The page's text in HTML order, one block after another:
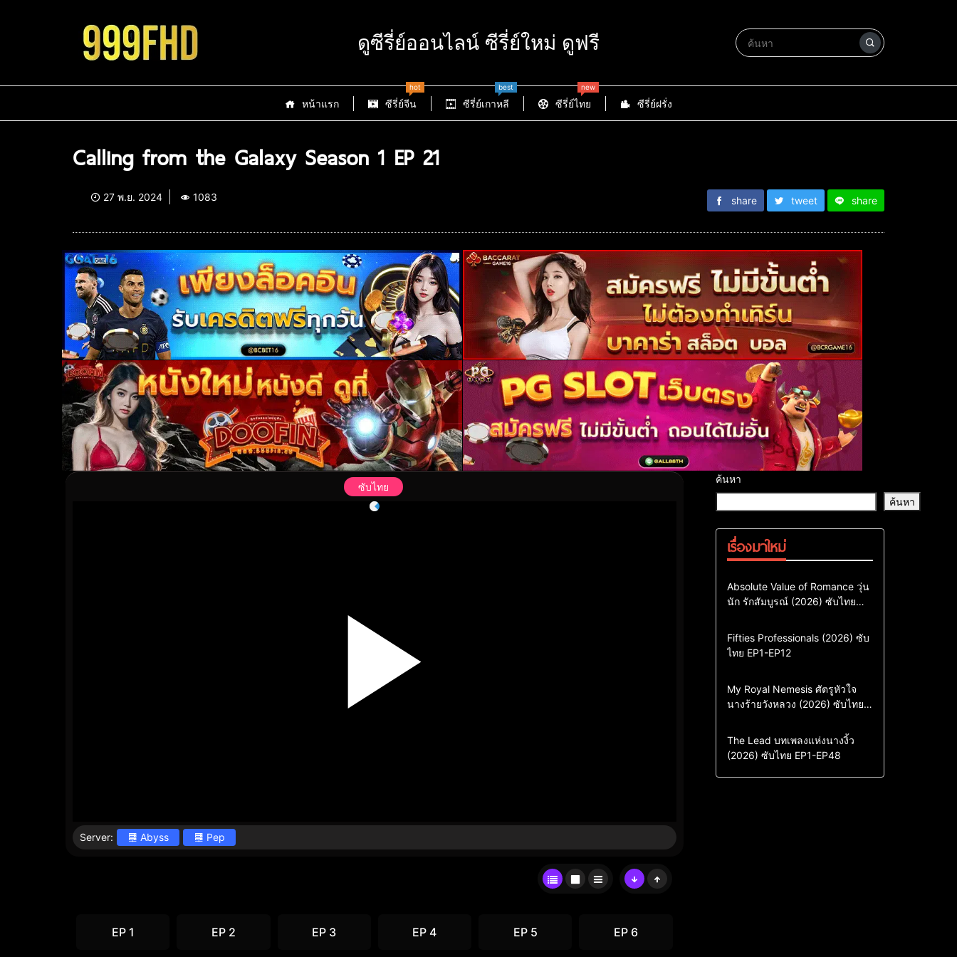
ดูซีรี่ย์ออนไลน์ ซีรี่ย์ใหม่ ดูฟรี
หน้าแรก ซีรี่ย์จีน
hot
ซีรี่ย์เกาหลี
best
ซีรี่ย์ไทย
new
ซีรี่ย์ฝรั่ง
Calling from the Galaxy Season 1 EP 21
27 พ.ย. 2024 1083 share tweet share
ซับไทย
Server: Abyss Pep
EP 1 EP 2 EP 3 EP 4 EP 5 EP 6
ค้นหา
ค้นหา
เรื่องมาใหม่
Comedy Drama
ซีรี่ย์เกาหลี
ซีรี่ย์เกาหลีซับไทย
Absolute Value of Romance วุ่น
นัก รักสัมบูรณ์ (2026) ซับไทย
Action & Adventure
Comedy
Drama
ซีรี่ย์เกาหลี
Fifties Professionals (2026) ซับ
ไทย EP1-EP12
Comedy
Drama
Sci-Fi & Fantasy
ซีรี่ย์เกาหลี
My Royal Nemesis ศัตรูหัวใจ
นางร้ายวังหลวง (2026) ซับไทย
Drama
ซีรี่ย์จีน
ซีรี่ย์จีนซับไทย
The Lead บทเพลงแห่งนางงิ้ว
(2026) ซับไทย EP1-EP48